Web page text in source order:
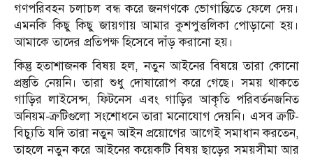
গণপরিবহন চলাচল বন্ধ করে জনগণকে ভোগান্তিতে ফেলে দেয়।
এমনকি কিছু কিছু জায়গায় আমার কুশপুত্তলিকা পোড়ানো হয়।
আমাকে তাদের প্রতিপক্ষ হিসেবে দাঁড় করানো হয়।
কিন্তু হতাশাজনক বিষয় হল, নতুন আইনের বিষয়ে তারা কোনো
প্রস্তুতি নেয়নি। তারা শুধু দোষারোপ করে গেছে। সময় থাকতে
গাড়ির লাইসেন্স, ফিটনেস এবং গাড়ির আকৃতি পরিবর্তনজনিত
অনিয়ম-ত্রুটিগুলো সংশোধনে তারা মনোযোগ দেয়নি। এসব ত্রুটি-
বিচ্যুতি যদি তারা নতুন আইন প্রয়োগের আগেই সমাধান করতেন,
তাহলে নতুন করে আইনের কয়েকটি বিষয় ছাড়ের সময়সীমা আর